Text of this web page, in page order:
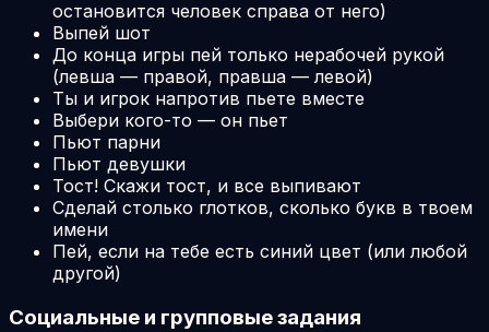
остановится человек справа от него)
Выпей шот
До конца игры пей только нерабочей рукой
(левша — правой, правша — левой)
Ты и игрок напротив пьете вместе
Выбери кого-то — он пьет
Пьют парни
Пьют девушки
Тост! Скажи тост, и все выпивают
Сделай столько глотков, сколько букв в твоем
имени
Пей, если на тебе есть синий цвет (или любой
другой)
Социальные и групповые задания